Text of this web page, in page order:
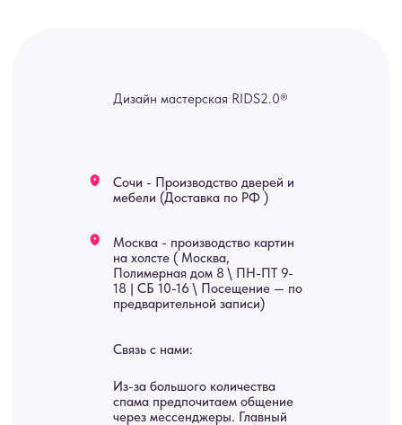
Возврат
Отделка
изделия на заказ
• Согласие на обработку персональных данных